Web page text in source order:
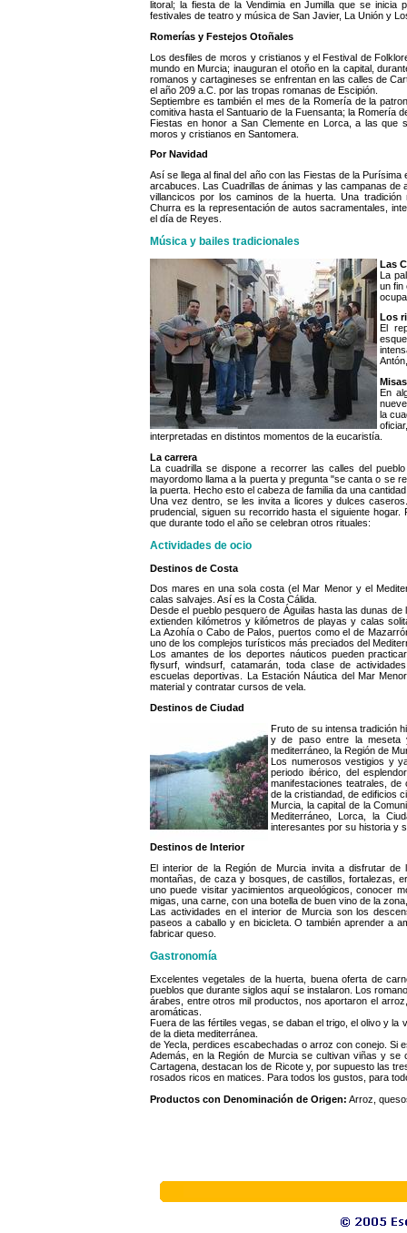
litoral; la fiesta de la Vendimia en Jumilla que se
festivales de teatro y música de San Javier, La Unión y
Romerías y Festejos Otoñales
Los desfiles de moros y cristianos y el Festival de
mundo en Murcia; inauguran el otoño en la capital,
romanos y cartagineses se enfrentan en las calles de
el año 209 a.C. por las tropas romanas de Escipión.
Septiembre es también el mes de la Romería de la
comitiva hasta el Santuario de la Fuensanta; la Romería
Fiestas en honor a San Clemente en Lorca, a las que
moros y cristianos en Santomera.
Por Navidad
Así se llega al final del año con las Fiestas de la
arcabuces. Las Cuadrillas de ánimas y las campanas de
villancicos por los caminos de la huerta. Una
Churra es la representación de autos sacramentales,
el día de Reyes.
Música y bailes tradicionales
Las
La
un fin
Los
El
En
la
interpretadas en distintos momentos de la eucaristía.
La carrera
La cuadrilla se dispone a recorrer las calles del
mayordomo llama a la puerta y pregunta "se canta o se
la puerta. Hecho esto el cabeza de familia da una
Una vez dentro, se les invita a licores y dulces
prudencial, siguen su recorrido hasta el siguiente
que durante todo el año se celebran otros rituales:
Actividades de ocio
Destinos de Costa
Dos mares en una sola costa (el Mar Menor y el
calas salvajes. Así es la Costa Cálida.
Desde el pueblo pesquero de Águilas hasta las dunas
extienden kilómetros y kilómetros de playas y calas
La Azohía o Cabo de Palos, puertos como el de
uno de los complejos turísticos más preciados del
Los amantes de los deportes náuticos pueden
flysurf, windsurf, catamarán, toda clase de
escuelas deportivas. La Estación Náutica del Mar
material y contratar cursos de vela.
Destinos de Ciudad
Fruto de su intensa tradición
y de paso entre la meseta
mediterráneo, la Región de
Los numerosos vestigios y
periodo ibérico, del
manifestaciones teatrales,
de la cristiandad, de edificios
Murcia, la capital de la
Mediterráneo, Lorca, la
interesantes por su historia y
Destinos de Interior
El interior de la Región de Murcia invita a disfrutar
montañas, de caza y bosques, de castillos, fortalezas,
uno puede visitar yacimientos arqueológicos, conocer
migas, una carne, con una botella de buen vino de la
Las actividades en el interior de Murcia son los
paseos a caballo y en bicicleta. O también aprender a
fabricar queso.
Gastronomía
Excelentes vegetales de la huerta, buena oferta de
pueblos que durante siglos aquí se instalaron. Los
árabes, entre otros mil productos, nos aportaron el
aromáticas.
Fuera de las fértiles vegas, se daban el trigo, el olivo y
de la dieta mediterránea.
de Yecla, perdices escabechadas o arroz con conejo. Si
Además, en la Región de Murcia se cultivan viñas y
Cartagena, destacan los de Ricote y, por supuesto las
rosados ricos en matices. Para todos los gustos, para
Productos con Denominación de Origen: Arroz,